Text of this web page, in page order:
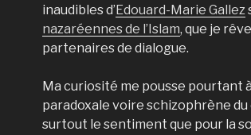
inaudibles d’ Edouard-Marie Gallez
nazaréennes de l’Islam, que je
partenaires de dialogue.
Ma curiosité me pousse pourtant
paradoxale voire schizophrène
surtout le sentiment que pour la